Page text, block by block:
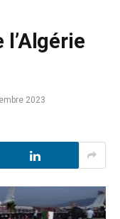
l’Algérie
2023